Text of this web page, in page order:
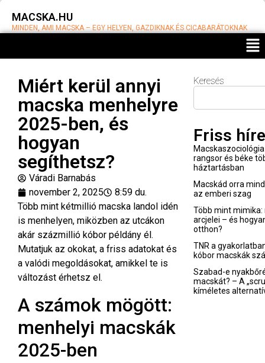
MACSKA.HU
MINDEN, AMI MACSKA – EGY HELYEN, GAZDIKNAK ÉS CICABARÁTOKNAK
Miért kerül annyi
macska menhelyre
2025-ben, és
hogyan
segíthetsz?
Váradi Barnabás
november 2, 2025
8:59 du.
Több mint kétmillió macska landol idén
is menhelyen, miközben az utcákon
akár százmillió kóbor példány él.
Mutatjuk az okokat, a friss adatokat és
a valódi megoldásokat, amikkel te is
változást érhetsz el.
A számok mögött:
menhelyi macskák
2025-ben
Keresés
Friss
rangsor és béke
háztartásban
Macskád orra
az emberi szag
Több mint mimika:
arcjelei – és
otthon?
TNR a
kóbor macskák
Szabad-e
macskát? – A
kíméletes